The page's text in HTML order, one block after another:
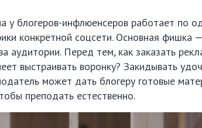
у блогеров-инфлюенсеров работает по
конкретной соцсети. Основная
аудитории. Перед тем, как заказать
выстраивать воронку? Закидывать
может дать блогеру готовые
преподать естественно.